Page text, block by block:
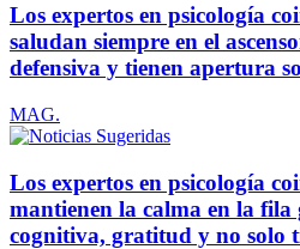
Los expertos en psicología
saludan siempre en el
defensiva y tienen apertura
MAG.
Los expertos en psicología
mantienen la calma en la fila
cognitiva, gratitud y no solo